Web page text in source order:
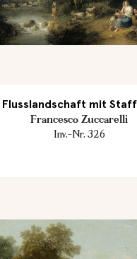
Flusslandschaft mit
Francesco Zuccarelli
Inv.-Nr. 326